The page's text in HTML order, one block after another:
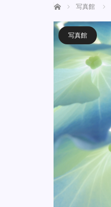
ホーム 写真館
写真館